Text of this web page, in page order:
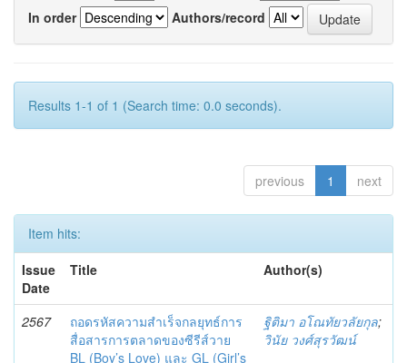
In order
Authors/record
Results 1-1 of 1 (Search time: 0.0 seconds).
previous 1 next
Item hits:
Issue
Date
Title Author(s)
2567
ถอดรหัสความสำเร็จกลยุทธ์การ
สื่อสารการตลาดของซีรีส์วาย
BL (Boy’s Love) และ GL (Girl’s
ฐิติมา อโณทัยวลัยกุล;
วินัย วงศ์สุรวัฒน์